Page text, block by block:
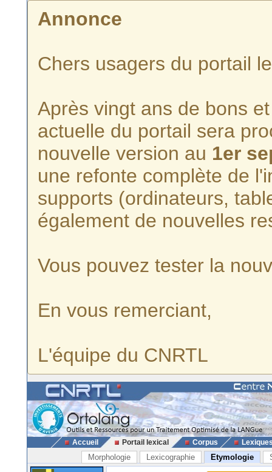
Annonce
Chers usagers du portail
Après vingt ans de bons
actuelle du portail sera
nouvelle version au 1er
une refonte complète de
supports (ordinateurs,
également de nouvelles
Vous pouvez tester la
En vous remerciant,
L'équipe du CNRTL
Accueil Portail lexical Corpus
Morphologie Lexicographie Etymologie